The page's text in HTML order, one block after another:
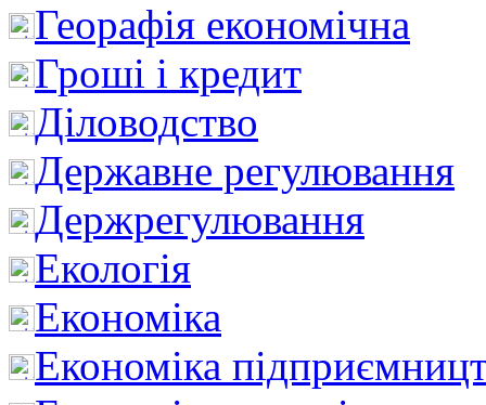
Георафія економічна
Гроші і кредит
Діловодство
Державне регулювання
Держрегулювання
Екологія
Економіка
Економіка